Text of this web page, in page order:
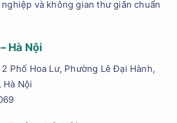
và không gian thư giãn chuẩn
Hà Nội
2 Phố Hoa Lư, Phường Lê Đại Hành,
Hà Nội